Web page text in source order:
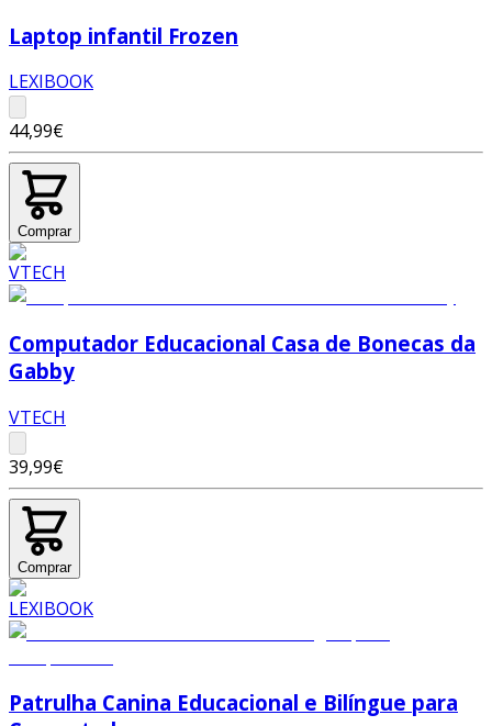
Laptop infantil Frozen
LEXIBOOK
44,99€
Comprar
Computador Educacional Casa de Bonecas da
Gabby
VTECH
39,99€
Comprar
Patrulha Canina Educacional e Bilíngue para